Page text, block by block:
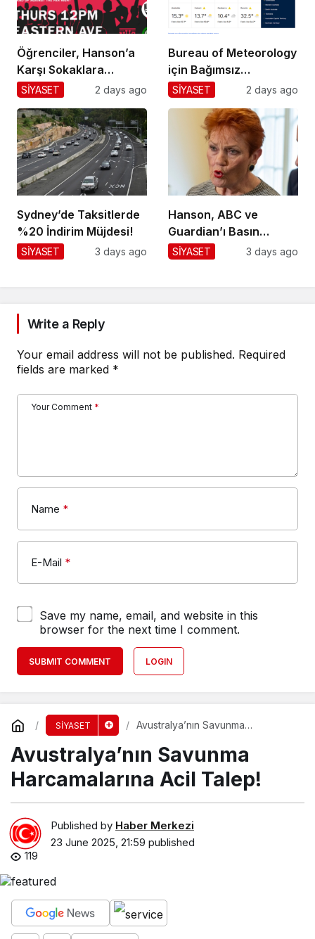
Öğrenciler, Hanson’a
Karşı Sokaklara
Dökülüyor!
SİYASET 2 days ago
Bureau of Meteorology
için Bağımsız
Değerlendirme!
SİYASET 2 days ago
Sydney’de Taksitlerde
%20 İndirim Müjdesi!
SİYASET 3 days ago
Hanson, ABC ve
Guardian’ı Basın
Toplantısından
SİYASET 3 days ago
Write a Reply
Your email address will not be published. Required
fields are marked *
Your Comment *
Name *
E-Mail *
Save my name, email, and website in this
browser for the next time I comment.
SUBMIT COMMENT LOGIN
SİYASET
Avustralya’nın Savunma
Avustralya’nın Savunma
Harcamalarına Acil Talep!
Published by Haber Merkezi
23 June 2025, 21:59 published
119